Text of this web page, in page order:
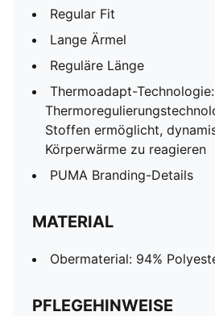
Regular Fit
Lange Ärmel
Reguläre Länge
Thermoadapt-Technologie:
Stoffen ermöglicht,
Körperwärme zu reagieren
PUMA Branding-Details
MATERIAL
Obermaterial: 94%
PFLEGEHINWEISE